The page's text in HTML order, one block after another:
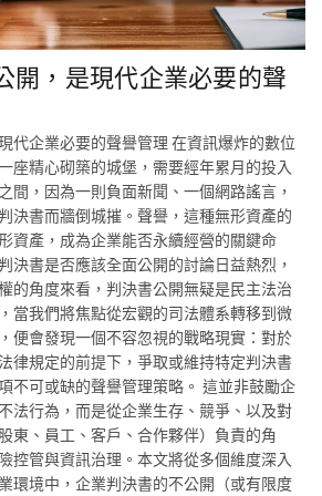
開，是現代企業必要的聲
代企業必要的聲譽管理 在資訊爆炸的數位
座精心砌築的城堡，需要經年累月的投入
間，因為一則負面新聞、一個網路謠言，
決書而牆倒城摧。聲譽，這種無形資產的
資產，成為企業能否永續經營的關鍵命
決書是否應該全面公開的討論日益熱烈，
的角度來看，判決書公開無疑是民主法治
當我們將焦點從宏觀的司法體系轉移到微
便會發現一個不容忽視的戰略現實：對於
律規定的前提下，爭取或維持特定判決書
不可或缺的聲譽管理策略。 這並非鼓勵企
法行為，而是從企業生存、競爭、以及對
東、員工、客戶、合作夥伴）負責的角
控管與資訊治理。本文將從多個維度深入
環境中，企業判決書的不公開（或有限度